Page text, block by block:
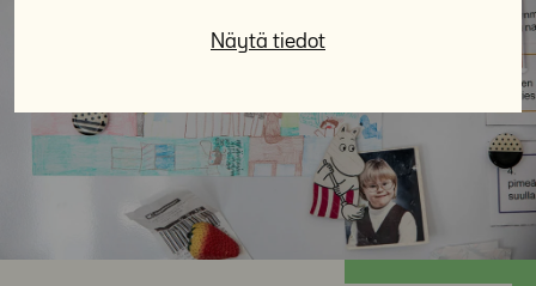
Näytä tiedot